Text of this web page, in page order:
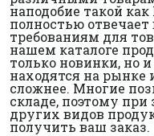
наподобие такой
полностью
требованиям для
нашем каталоге
только новинки, но
находятся на рынке
сложнее. Многие
складе, поэтому при
других видов
получить ваш заказ.